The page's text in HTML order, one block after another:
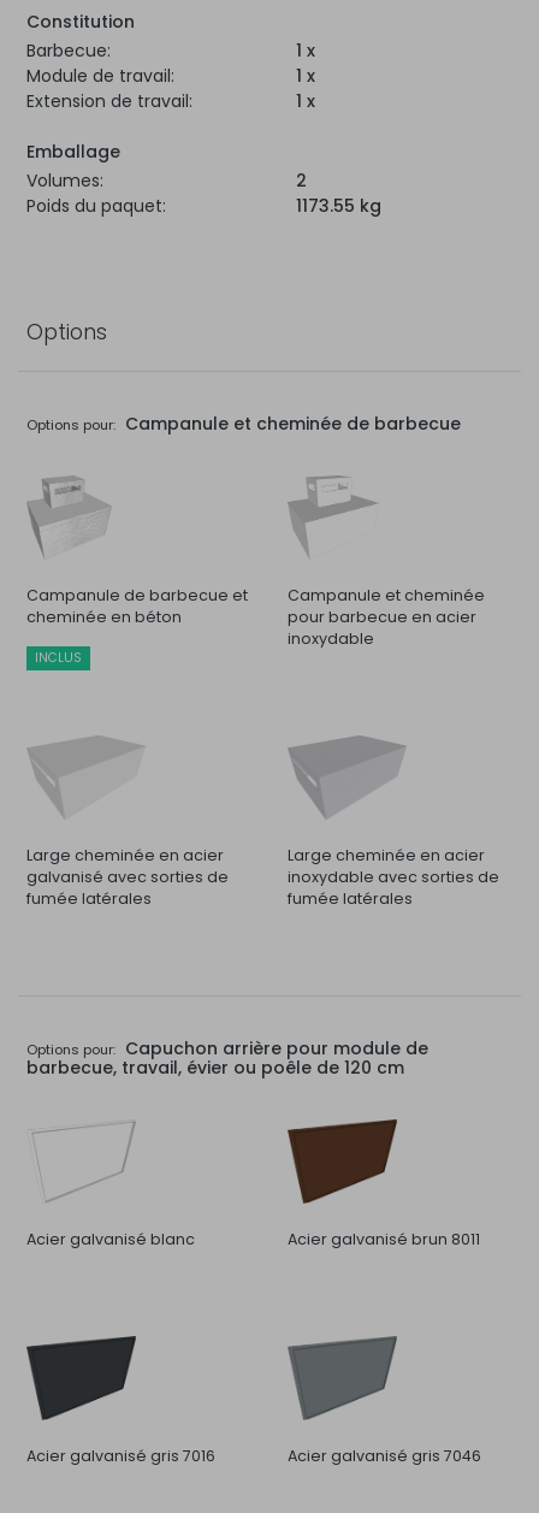
Constitution
Barbecue:
1 x
Module de travail:
1 x
Extension de travail:
1 x
Emballage
Volumes:
2
Poids du paquet:
1173.55 kg
Options
Options pour: Campanule et cheminée de barbecue
Campanule de barbecue et
cheminée en béton
INCLUS
Campanule et cheminée
pour barbecue en acier
inoxydable
Large cheminée en acier
galvanisé avec sorties de
fumée latérales
Large cheminée en acier
inoxydable avec sorties de
fumée latérales
Options pour: Capuchon arrière pour module de
barbecue, travail, évier ou poêle de 120 cm
Acier galvanisé blanc Acier galvanisé brun 8011
Acier galvanisé gris 7016 Acier galvanisé gris 7046